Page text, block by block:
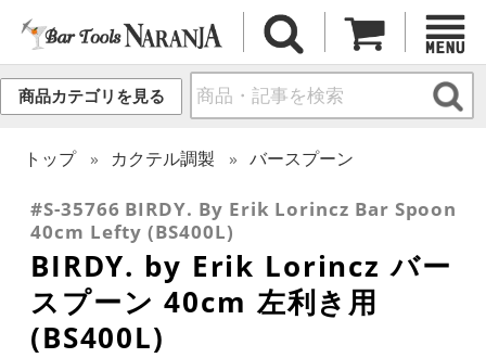
商品カテゴリを見る
トップ カクテル調製 バースプーン
#S-35766 BIRDY. By Erik Lorincz Bar Spoon
40cm Lefty (BS400L)
BIRDY. by Erik Lorincz バー
スプーン 40cm 左利き用
(BS400L)